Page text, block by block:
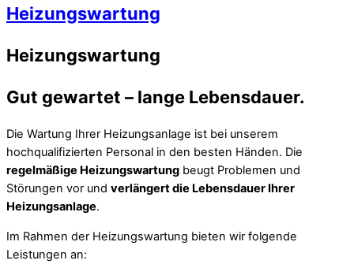
Heizungswartung
Heizungswartung
Gut gewartet – lange Lebensdauer.
Die Wartung Ihrer Heizungsanlage ist bei unserem
hochqualifizierten Personal in den besten Händen. Die
regelmäßige Heizungswartung beugt Problemen und
Störungen vor und verlängert die Lebensdauer Ihrer
Heizungsanlage.
Im Rahmen der Heizungswartung bieten wir folgende
Leistungen an: